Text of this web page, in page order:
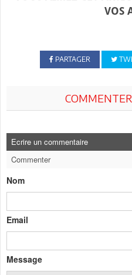
VOS
PARTAGER
Ecrire un commentaire
Commenter
Nom
Email
Message